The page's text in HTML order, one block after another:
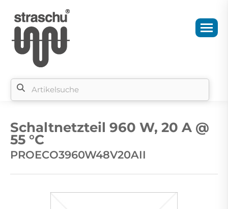
Schaltnetzteil 960 W, 20 A @
55 °C
PROECO3960W48V20AII